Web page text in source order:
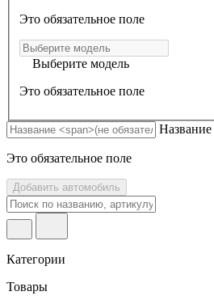
Это обязательное поле
Выберите модель
Это обязательное поле
Название
Это обязательное поле
Добавить автомобиль
Категории
Товары